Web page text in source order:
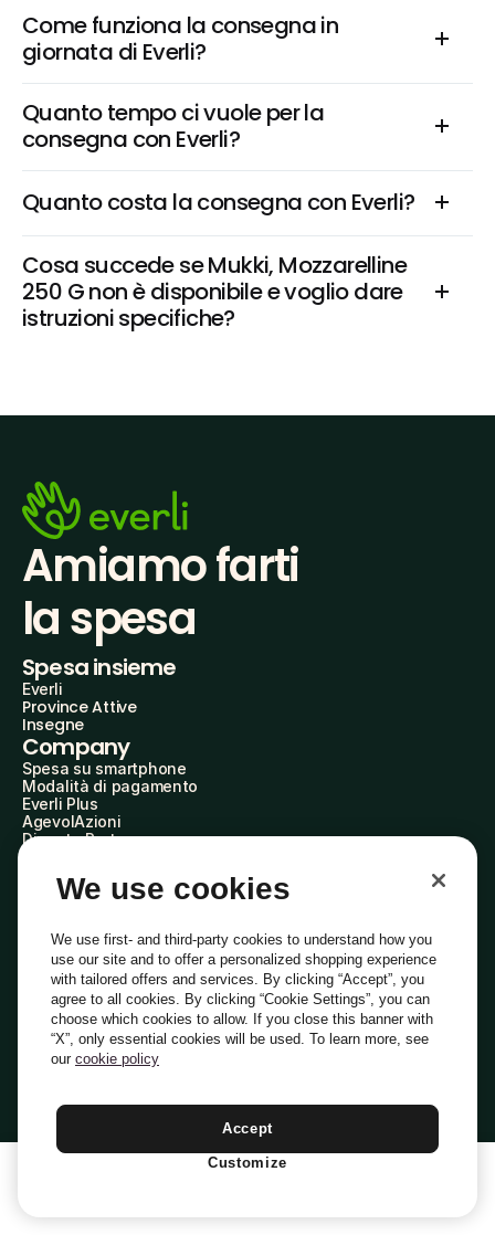
Come funziona la consegna in
giornata di Everli?
Quanto tempo ci vuole per la
consegna con Everli?
Quanto costa la consegna con Everli?
Cosa succede se Mukki, Mozzarelline
250 G non è disponibile e voglio dare
istruzioni specifiche?
Amiamo farti
la spesa
Spesa insieme
Everli
Province Attive
Insegne
Company
Spesa su smartphone
Modalità di pagamento
Everli Plus
AgevolAzioni
Diventa Partner
Everli Shoppers
About Us
Everli News
Domande frequenti
Lavora con noi
Diventa Shopper
Investitori
PrivacyCookiePreferenze Cookie
Termini e CondizioniCodice Etico
Indirizzo PEC: everli@pec.it - indirizzo DPO: dpo@everli.com
Italiano
We use cookies
We use first- and third-party cookies to understand how you
use our site and to offer a personalized shopping experience
with tailored offers and services. By clicking “Accept”, you
agree to all cookies. By clicking “Cookie Settings”, you can
choose which cookies to allow. If you close this banner with
“X”, only essential cookies will be used. To learn more, see
our cookie policy
Accept
Customize